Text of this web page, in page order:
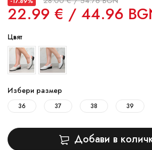
22.99 € / 44.96
Цвят
Избери размер
36 37 38 39
Добави в